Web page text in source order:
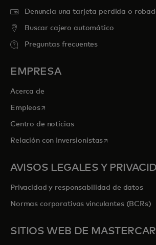
Denuncia una tarjeta perdida o
Buscar cajero automático
Preguntas frecuentes
EMPRESA
Acerca de
Empleosse abre en una pestaña nueva
Centro de noticias
Relación con Inversionistasse abre en una
AVISOS LEGALES Y
Privacidad y responsabilidad de datos
Normas corporativas vinculantes (BCRs)
SITIOS WEB DE